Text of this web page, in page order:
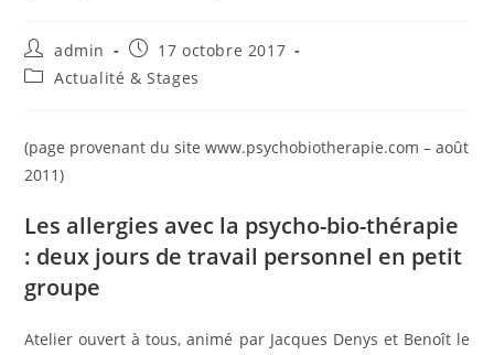
Auteur/autrice
de
la
admin
Publication
publiée :
17 octobre 2017
PostActualité & Stages
(page provenant du site www.psychobiotherapie.com – août
2011)
Les allergies avec la psycho-bio-thérapie
: deux jours de travail personnel en petit
groupe
Atelier ouvert à tous, animé par Jacques Denys et Benoît le